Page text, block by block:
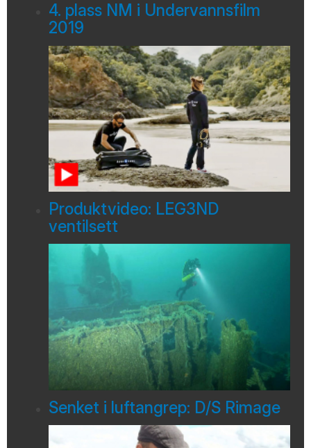
4. plass NM i Undervannsfilm
2019
Produktvideo: LEG3ND
ventilsett
Senket i luftangrep: D/S Rimage